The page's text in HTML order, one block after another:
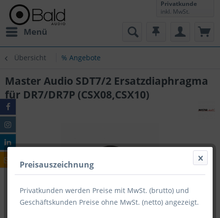
Menü
Privatkunde
inkl. MwSt.
Übersicht % Angebote
Master Audio SDT7/2 Ersatzdiaphragma
für DR7/DR7P (CSX08,CSX10)
Preisauszeichnung
Privatkunden werden Preise mit MwSt. (brutto) und
Geschäftskunden Preise ohne MwSt. (netto) angezeigt.